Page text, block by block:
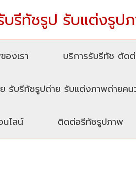
รีทัชรูป รับแต่งรูป
งเรา บริการรับรีทัช ตัด
รับรีทัชรูปถ่าย รับแต่งภาพถ่ายค
ไลน์ ติดต่อรีทัชรูปภาพ